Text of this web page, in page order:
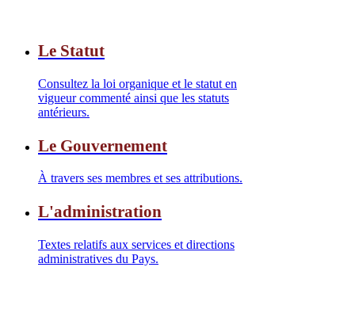
Le Statut
Consultez la loi organique et le statut en
vigueur commenté ainsi que les statuts
antérieurs.
Le Gouvernement
À travers ses membres et ses attributions.
L'administration
Textes relatifs aux services et directions
administratives du Pays.